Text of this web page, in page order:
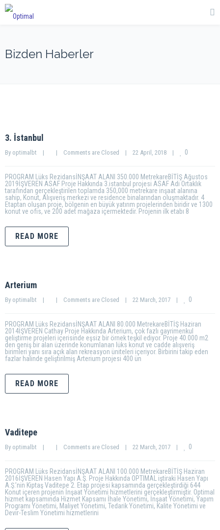
Bizden Haberler
3. İstanbul
By optimalbt | | Comments are Closed | 22 April, 2018 | 0
PROGRAM Lüks RezidansİNŞAAT ALANI 350.000 MetrekareBİTİŞ Ağustos
2019İŞVEREN ASAF Proje Hakkında 3.istanbul projesi ASAF Adi Ortaklık
tarafından gerçekleştirilen toplamda 350,000 metrekare inşaat alanına
sahip, Konut, Alışveriş merkezi ve residence binalarından oluşmaktadır. 4
Etaptan oluşan proje, bölgenin en büyük yatırım projelerinden biridir ve 1300
konut ve ofis, ve 200 adet mağaza içermektedir. Projenin ilk etabı 8
READ MORE
Arterium
By optimalbt | | Comments are Closed | 22 March, 2017 | 0
PROGRAM Lüks RezidansİNŞAAT ALANI 80.000 MetrekareBİTİŞ Haziran
2014İŞVEREN Cathay Proje Hakkında Arterium, çok fazlı gayrimenkul
geliştirme projeleri içerisinde eşsiz bir örnek teşkil ediyor. Proje 40.000 m2
den geniş bir alan üzerinde konumlanan lüks konut ve cadde alışveriş
birimleri yanı sıra açık alan rekreasyon üniteleri içeriyor. Birbirini takip eden
fazlar halinde geliştirilmiş Arterium projesi 400 ün
READ MORE
Vaditepe
By optimalbt | | Comments are Closed | 22 March, 2017 | 0
PROGRAM Lüks RezidansİNŞAAT ALANI 100.000 MetrekareBİTİŞ Haziran
2016İŞVEREN Hasen Yapı A.Ş. Proje Hakkında OPTIMAL iştiraki Hasen Yapı
A.Ş.’nin Kiptaş Vaditepe 2. Etap projesi kapsamında gerçekleştirdiği 644
Konut içeren projenin İnşaat Yönetimi hizmetlerini gerçekleştirmiştir. Optimal
hizmet kapsamında Hizmet Kapsamı İhale Yönetimi, İnşaat Yönetimi, Yapım
Programı Yönetimi, Maliyet Yönetimi, Tedarik Yönetimi, Kalite Yönetimi ve
Devir-Teslim Yönetimi hizmetlerini